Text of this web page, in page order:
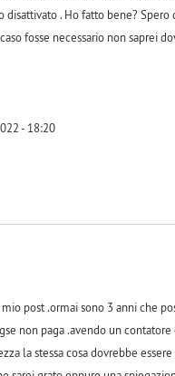
. Ho fatto bene? Spero
fosse necessario non saprei
- 18:20
post .ormai sono 3 anni che
non paga .avendo un
la stessa cosa dovrebbe